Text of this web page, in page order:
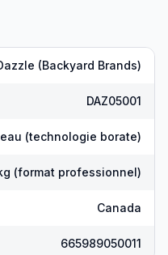
(Backyard Brands)
DAZ05001
(technologie borate)
(format professionnel)
Canada
665989050011